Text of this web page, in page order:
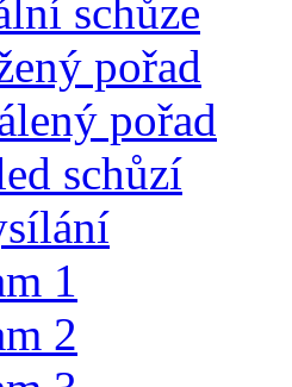
schůze
pořad
pořad
schůzí
1
2